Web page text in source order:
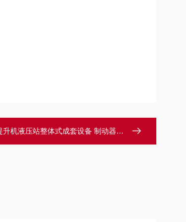
升机液压站整体式成套设备 制动器装置